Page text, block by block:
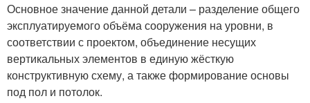
Основное значение данной детали – разделение общего
эксплуатируемого объёма сооружения на уровни, в
соответствии с проектом, объединение несущих
вертикальных элементов в единую жёсткую
конструктивную схему, а также формирование основы
под пол и потолок.